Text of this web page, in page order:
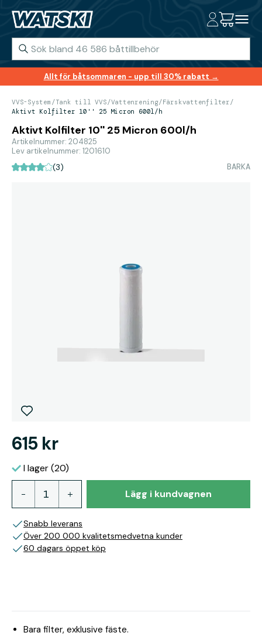
Allt för båtsommaren - upp till 30% rabatt →
VVS-System /Tank till VVS/Vattenrening/Färskvattenfilter/
Aktivt Kolfilter 10'' 25 Micron 600l/h
Aktivt Kolfilter 10'' 25 Micron 600l/h
Artikelnummer: 204825
Lev artikelnummer: 1201610
(3) BARKA
615 kr
I lager (20)
Lägg i kundvagnen
Snabb leverans
Över 200 000 kvalitetsmedvetna kunder
60 dagars öppet köp
Bara filter, exklusive fäste.